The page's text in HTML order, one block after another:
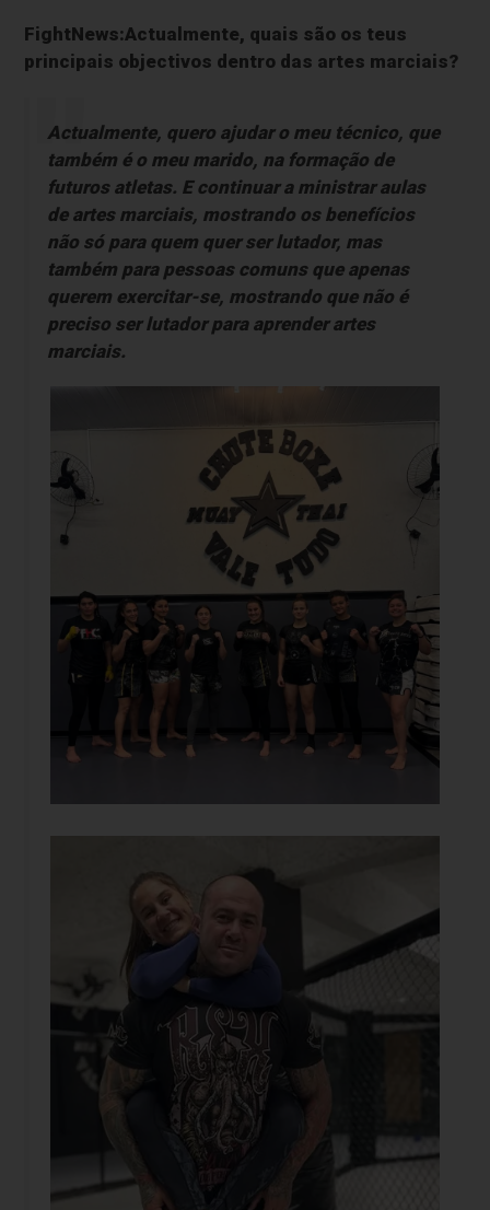
FightNews:Actualmente, quais são os teus
principais objectivos dentro das artes marciais?
Actualmente, quero ajudar o meu técnico, que
também é o meu marido, na formação de
futuros atletas. E continuar a ministrar aulas
de artes marciais, mostrando os benefícios
não só para quem quer ser lutador, mas
também para pessoas comuns que apenas
querem exercitar-se, mostrando que não é
preciso ser lutador para aprender artes
marciais.